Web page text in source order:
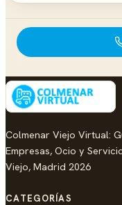
Colmenar Viejo Virtual:
Empresas, Ocio y
Viejo, Madrid 2026
CATEGORÍAS